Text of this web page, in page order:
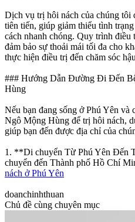
Dịch vụ trị hôi nách của chúng tôi
tiên tiến, giúp giảm thiểu tình
cách nhanh chóng. Quy trình
đảm bảo sự thoải mái tối đa cho
thực hiện điều trị đến chăm sóc
### Hướng Dẫn Đường Đi Đến
Hùng
Nếu bạn đang sống ở Phú Yên
Ngô Mộng Hùng để trị hôi nách,
giúp bạn đến được địa chỉ của
1. **Di chuyển Từ Phú Yên Đến
chuyển đến Thành phố Hồ Chí
nách ở Phú Yên
doanchinhthuan
Chủ đề cùng chuyên mục